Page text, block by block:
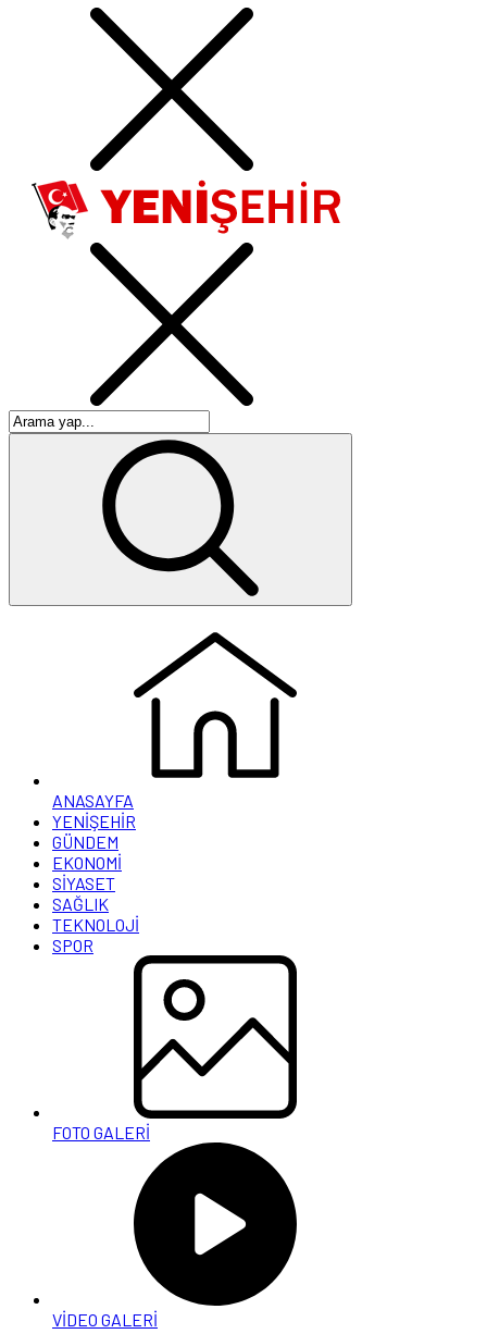
ANASAYFA
YENİŞEHİR
GÜNDEM
EKONOMİ
SİYASET
SAĞLIK
TEKNOLOJİ
SPOR
FOTO GALERİ
VİDEO GALERİ